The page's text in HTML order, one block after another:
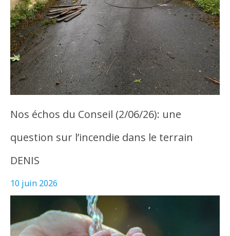
Nos échos du Conseil (2/06/26): une
question sur l’incendie dans le terrain
DENIS
10 juin 2026